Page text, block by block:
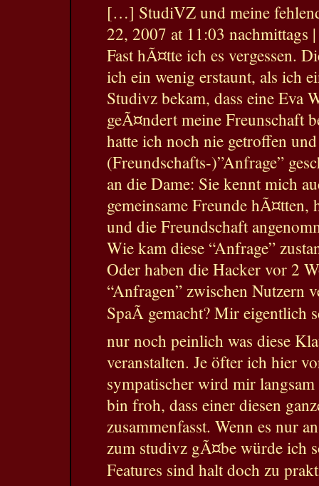
[…] StudiVZ und meine
22, 2007 at 11:03 nachmittags
Fast hÃ¤tte ich es vergessen.
ich ein wenig erstaunt, als ich
Studivz bekam, dass eine Eva
geÃ¤ndert meine Freunschaft
hatte ich noch nie getroffen
(Freundschafts-)”Anfrage”
an die Dame: Sie kennt mich
gemeinsame Freunde hÃ¤tten,
und die Freundschaft
Wie kam diese “Anfrage”
Oder haben die Hacker vor 2
“Anfragen” zwischen Nutzern
SpaÃ gemacht? Mir
nur noch peinlich was diese
veranstalten. Je öfter ich hier
sympatischer wird mir
bin froh, dass einer diesen
zusammenfasst. Wenn es nur
zum studivz gÃ¤be würde ich
Features sind halt doch zu